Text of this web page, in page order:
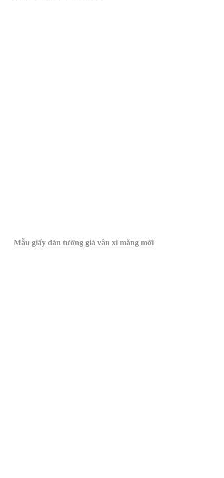
Mẫu giấy dán tường giả vân xi măng mới